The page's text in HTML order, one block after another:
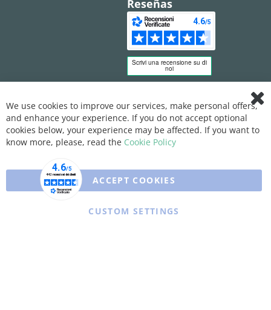
Reseñas
Bar
We use cookies to improve our services, make personal offers,
and enhance your experience. If you do not accept optional
cookies below, your experience may be affected. If you want to
know more, please, read the Cookie Policy
ACCEPT COOKIES
CUSTOM SETTINGS